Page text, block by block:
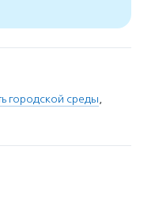
городской среды,